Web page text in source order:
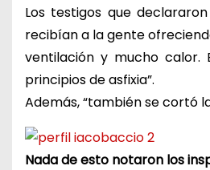
Los testigos que
recibían a la gente
ventilación y mucho calor.
principios de asfixia”.
Además, “también se cortó
Nada de esto notaron los